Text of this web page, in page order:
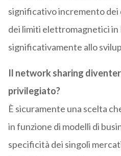
significativo incremento dei
dei limiti elettromagnetici
significativamente allo
Il network sharing
privilegiato?
È sicuramente una scelta
in funzione di modelli di
specificità dei singoli